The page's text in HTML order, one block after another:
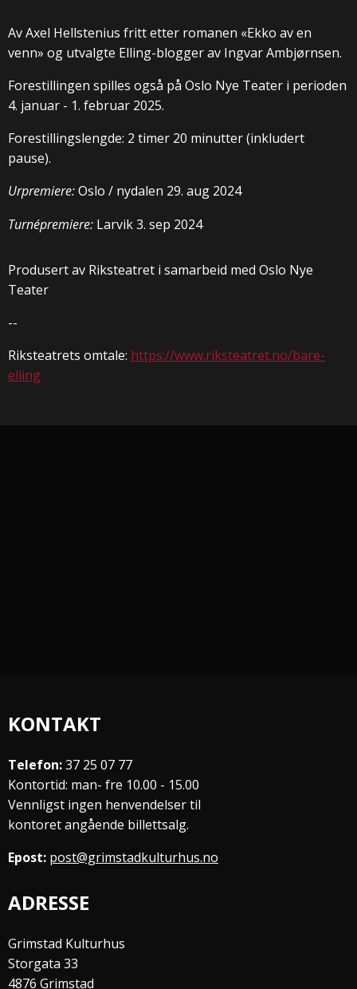
Av Axel Hellstenius fritt etter romanen «Ekko av en
venn» og utvalgte Elling-blogger av Ingvar Ambjørnsen.
Forestillingen spilles også på Oslo Nye Teater i perioden
4. januar - 1. februar 2025.
Forestillingslengde: 2 timer 20 minutter (inkludert
pause).
Urpremiere:Oslo / nydalen 29. aug 2024
Turnépremiere: Larvik 3. sep 2024
Produsert av Riksteatret i samarbeid med Oslo Nye
Teater
--
Riksteatrets omtale: https://www.riksteatret.no/bare-
elling
KONTAKT
Telefon:37 25 07 77
Kontortid: man- fre 10.00 - 15.00
Vennligst ingen henvendelser til
kontoret angående billettsalg.
Epost: post@grimstadkulturhus.no
ADRESSE
Grimstad Kulturhus
Storgata 33
4876 Grimstad